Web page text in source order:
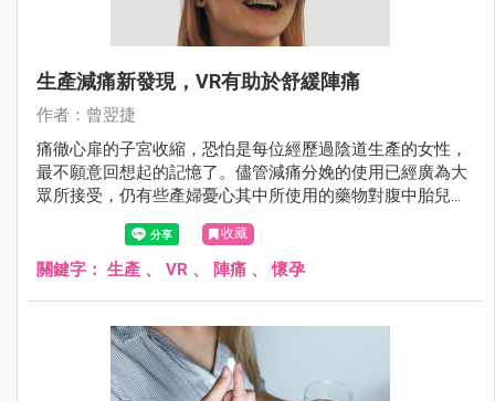
生產減痛新發現，VR有助於舒緩陣痛
作者：曾翌捷
痛徹心扉的子宮收縮，恐怕是每位經歷過陰道生產的女性，
最不願意回想起的記憶了。儘管減痛分娩的使用已經廣為大
眾所接受，仍有些產婦憂心其中所使用的藥物對腹中胎兒所
可能造成的影響。
收藏
關鍵字： 生產 、 VR 、 陣痛 、懷孕